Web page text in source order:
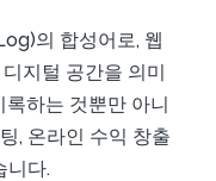
의 합성어로, 웹
지털 공간을 의미
하는 것뿐만 아니
, 온라인 수익 창출
니다.